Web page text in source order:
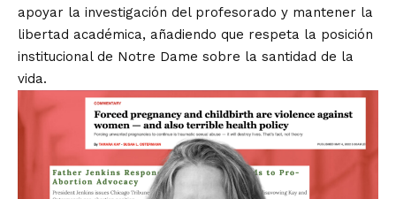
apoyar la investigación del profesorado y mantener la
libertad académica, añadiendo que respeta la posición
institucional de Notre Dame sobre la santidad de la
vida.